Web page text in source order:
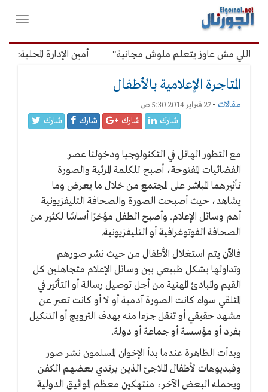
القائمة
الرئيسية
فتح
مش عاوز يتعلم ملوش مجانية" أمين الإدارة المحلية:
المتاجرة الإعلامية بالأطفال
مقالات -27 فبراير 2014 5:30 ص
شارك شارك شارك شارك
مع التطور الهائل في التكنولوجيا ودخولنا عصر
الفضائيات المفتوحة، أصبح للكلمة المرئية والصورة
تأثيرهما المباشر على المجتمع من خلال ما يعرض وما
يشاهد، حيث أصبحت الصورة والصحافة التليفزيونية
أهم وسائل الإعلام. وأصبح الطفل مؤخرًا أساسًا لكثير من
الصحافة الفوتوغرافية أو التليفزيونية.
فالآن يتم استغلال الأطفال من حيث نشر صورهم
وتداولها بشكل طبيعي بين وسائل الإعلام متجاهلين كل
القيم والمبادئ المهنية من أجل توصيل رسالة أو التأثير في
المتلقي سواء كانت الصورة آدمية أو لا أو كانت تعبر عن
مشهد حقيقي أو تنقل جزءا منه بهدف الترويج أو التنكيل
بفرد أو مؤسسة أو جماعة أو دولة.
وبدأت الظاهرة عندما بدأ الإخوان المسلمون نشر صور
وفيديوهات لأطفال الملاجئ الذين يرتدي بعضهم الكفن
ويحمله البعض الآخر، منتهكين معظم المواثيق الدولية